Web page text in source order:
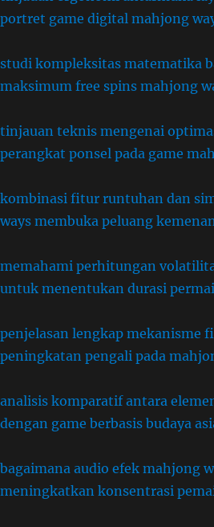
portret game digital mahjong
studi kompleksitas matematika
maksimum free spins mahjong
tinjauan teknis mengenai
perangkat ponsel pada game
kombinasi fitur runtuhan dan
ways membuka peluang
memahami perhitungan
untuk menentukan durasi
penjelasan lengkap mekanisme
peningkatan pengali pada
analisis komparatif antara
dengan game berbasis budaya
bagaimana audio efek mahjong
meningkatkan konsentrasi